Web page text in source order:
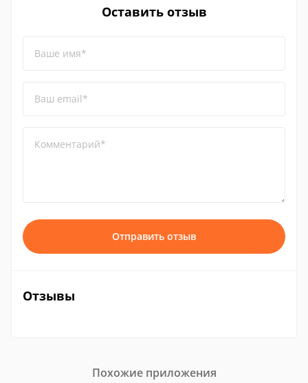
Оставить отзыв
Ваше имя*
Ваш email*
Комментарий*
Отправить отзыв
Отзывы
Похожие приложения